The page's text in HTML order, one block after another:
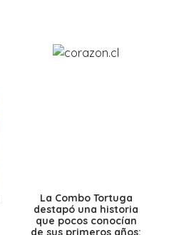
La Combo Tortuga
destapó una historia
que pocos conocían
de sus primeros años: